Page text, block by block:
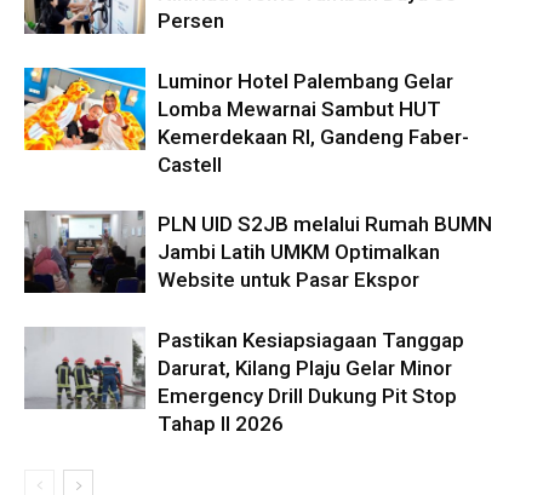
Persen
Luminor Hotel Palembang Gelar
Lomba Mewarnai Sambut HUT
Kemerdekaan RI, Gandeng Faber-
Castell
PLN UID S2JB melalui Rumah BUMN
Jambi Latih UMKM Optimalkan
Website untuk Pasar Ekspor
Pastikan Kesiapsiagaan Tanggap
Darurat, Kilang Plaju Gelar Minor
Emergency Drill Dukung Pit Stop
Tahap II 2026